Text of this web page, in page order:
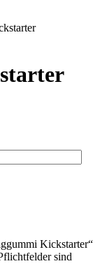
Kickstarter“
sind